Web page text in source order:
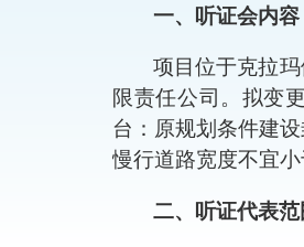
一、 听证会内容
项目位于克拉玛
限责任公司。拟变
台：原规划条件建设
慢行道路宽度不宜
二、听证代表范